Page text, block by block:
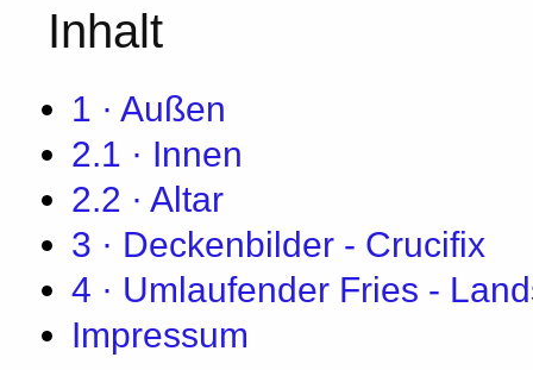
Inhalt
1 · Außen
2.1 · Innen
2.2 · Altar
3 · Deckenbilder - Crucifix
4 · Umlaufender Fries -
Impressum